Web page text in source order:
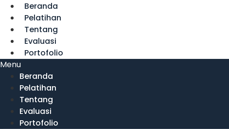
Beranda
Pelatihan
Tentang
Evaluasi
Portofolio
Menu
Beranda
Pelatihan
Tentang
Evaluasi
Portofolio